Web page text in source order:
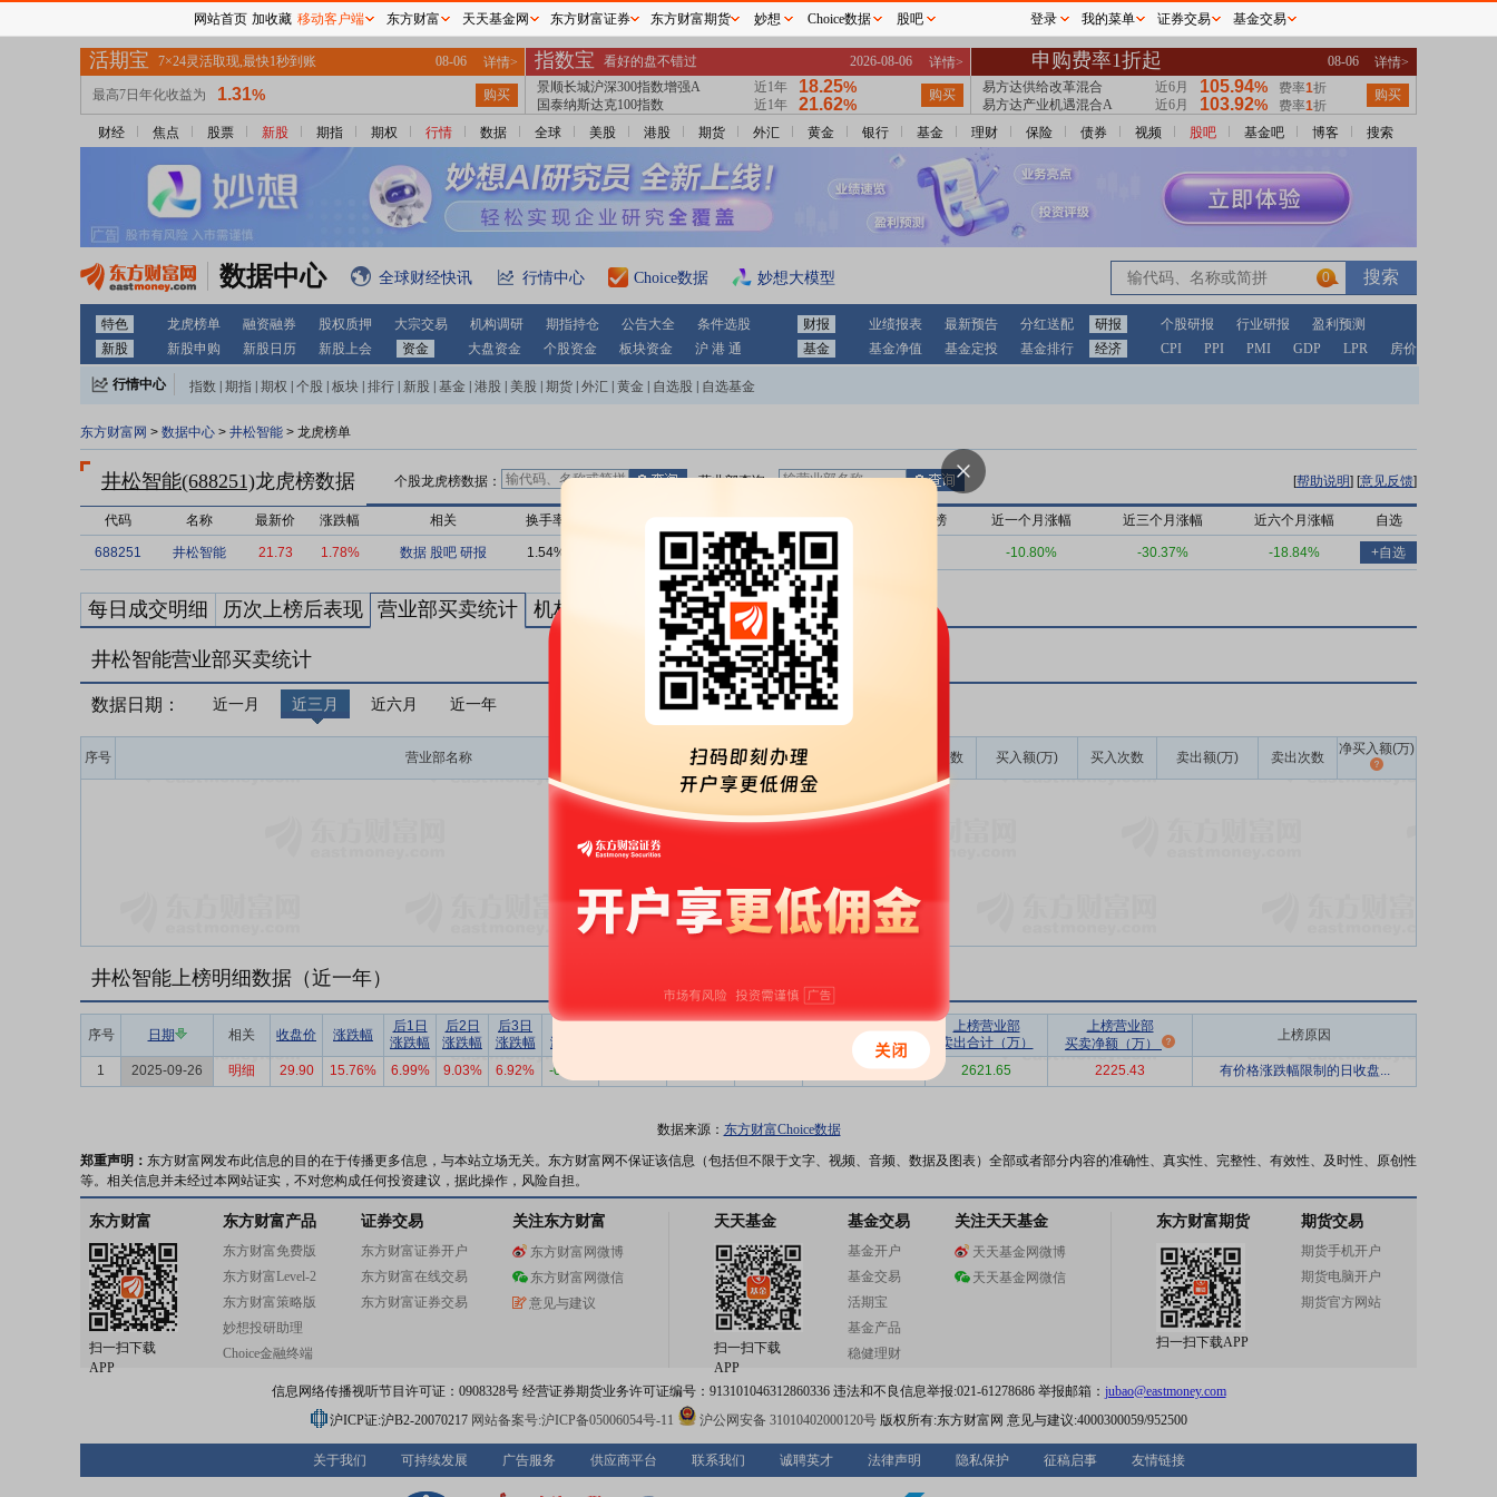
财经 焦点 股票 新股 期指 期权 行情 数据 全球 美股 港股 期货 外汇 黄金 银行 基金 理财 保险 债券 视频 股吧 基金吧 博客 搜索
数据中心 全球财经快讯 行情中心 Choice数据 妙想大模型 0
特色 龙虎榜单 融资融券 股权质押 大宗交易 机构调研 期指持仓 公告大全 条件选股 财报 业绩报表 最新预告 分红送配 研报 个股研报 行业研报
盈利预测
新股
新股申购 新股日历 新股上会 资金 大盘资金 个股资金 板块资金 沪 港 通 基金 基金净值 基金定投 基金排行 经济 CPI PPI PMI GDP LPR 房价
行情中心 指数 期指 期权 个股 板块 排行 新股 基金 港股 美股 期货 外汇 黄金 自选股 自选基金
东方财富网 > 数据中心 > 井松智能 > 龙虎榜单
井松智能(688251)龙虎榜数据 个股龙虎榜数据： 营业部查询： [帮助说明] [意见反馈]
代码 名称 最新价 涨跌幅 相关 换手率 流通市值 近1月上榜 近3月上榜 近6月上榜 近一个月涨幅 近三个月涨幅 近六个月涨幅 自选
688251 井松智能 21.73 1.78% 数据 股吧 研报 1.54% 0次 -10.80% -30.37% -18.84% +自选
每日成交明细 历次上榜后表现 营业部买卖统计 机构买卖统计 最新公告
井松智能营业部买卖统计
数据日期： 近一月 近三月 近六月 近一年
序号 营业部名称 龙虎榜成交金额(万) 上榜次数 买入额(万) 买入次数 卖出额(万) 卖出次数
净买入额(万)
井松智能上榜明细数据（近一年）
序号 日期 相关 收盘价 涨跌幅
后1日
涨跌幅
后2日
涨跌幅
后3日
涨跌幅
后5日
涨跌幅
后10日
后20日
后30日
上榜营业部
买入合计（万）
上榜营业部
卖出合计（万）
上榜营业部
买卖净额（万）
上榜原因
1 2025-09-26 明细 29.90 15.76% 6.99% 9.03% 6.92% -0.67% 4847.07 2621.65 2225.43 有价格涨跌幅限制的日收盘...
数据来源： 东方财富Choice数据
郑重声明： 东方财富网发布此信息的目的在于传播更多信息，与本站立场无关。东方财富网不保证该信息（包括但不限于文字、视频、音频、数据及图表）全部或者部分内容的准确性、真实性、完整性、有效性、及时性、原创性
等。相关信息并未经过本网站证实，不对您构成任何投资建议，据此操作，风险自担。
网站首页 加收藏 移动客户端 东方财富 天天基金网 东方财富证券 东方财富期货 妙想 Choice数据 股吧 登录 我的菜单 证券交易 基金交易